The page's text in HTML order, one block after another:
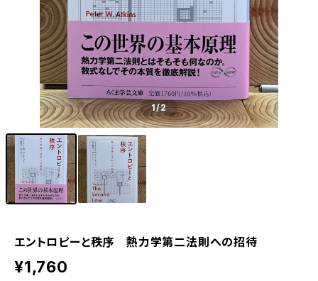
1/2
エントロピーと秩序 熱力学第二法則への招待
¥1,760